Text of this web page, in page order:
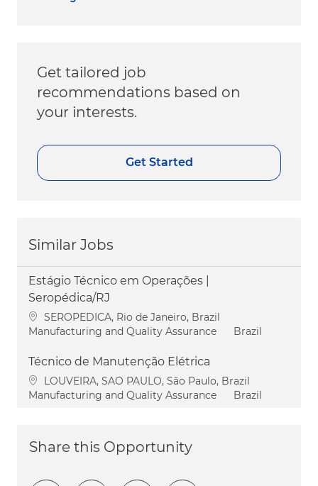
Get tailored job
recommendations based on
your interests.
Get Started
Similar Jobs
Estágio Técnico em Operações |
Seropédica/RJ
Location
SEROPEDICA, Rio de Janeiro, Brazil
Category
Manufacturing and Quality Assurance Brazil
Técnico de Manutenção Elétrica
Location
LOUVEIRA, SAO PAULO, São Paulo, Brazil
Category
Manufacturing and Quality Assurance Brazil
Share this Opportunity